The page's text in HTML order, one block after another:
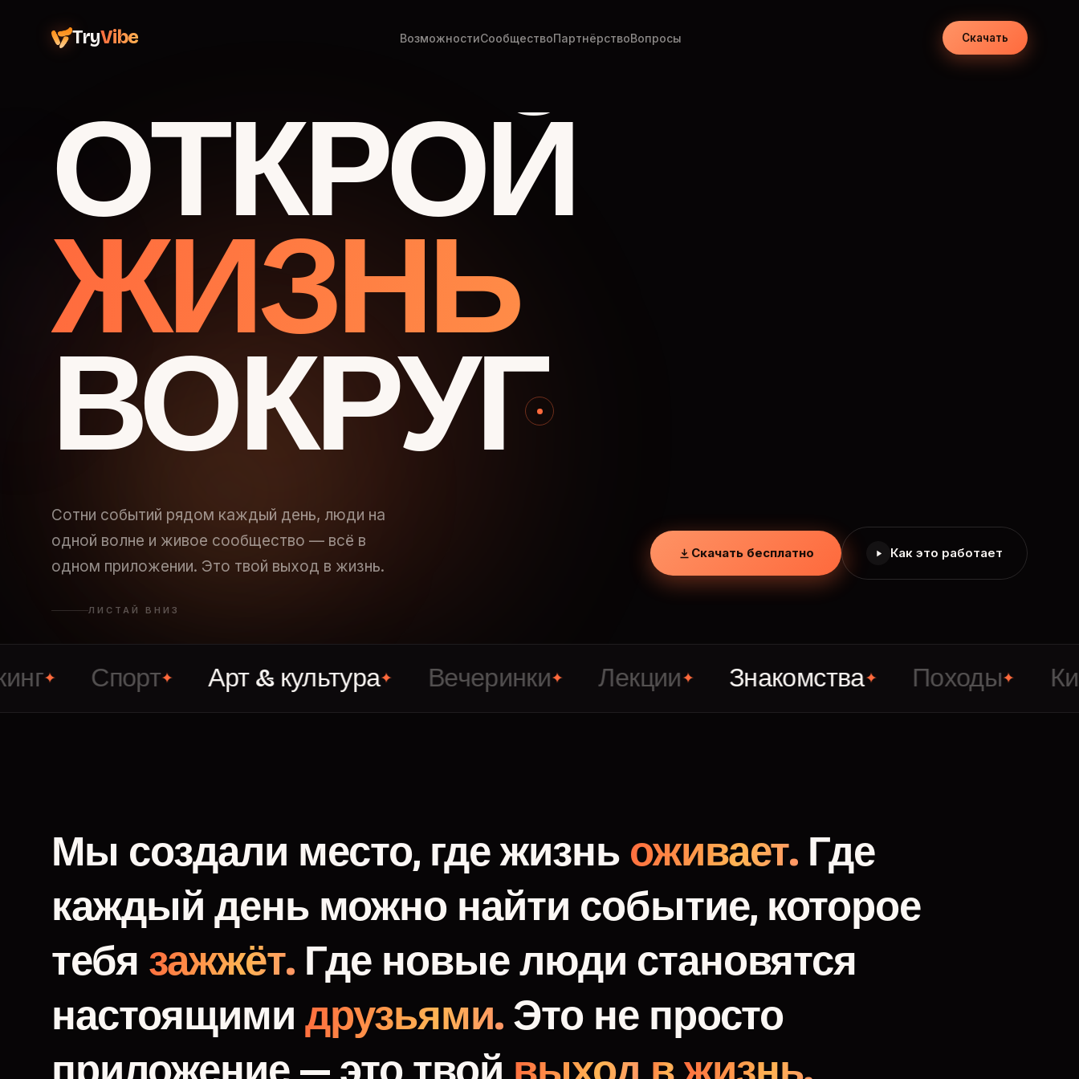
TryVibe ВозможностиСообществоПартнёрствоВопросы Скачать
ОТКРОЙ
ЖИЗНЬ
ВОКРУГ
Сотни событий рядом каждый день, люди на
одной волне и живое сообщество — всё в
одном приложении. Это твой выход в жизнь.
Скачать бесплатно Как это работает
ЛИСТАЙ ВНИЗ
Спорт ✦ Арт & культура✦ Вечеринки✦ Лекции ✦ Знакомства✦ Походы✦ Кино
Мы создали место, гдежизнь оживает. Где
каждый день можно найти событие, которое
тебя зажжёт. Где новые люди становятся
настоящими друзьями. Это не просто